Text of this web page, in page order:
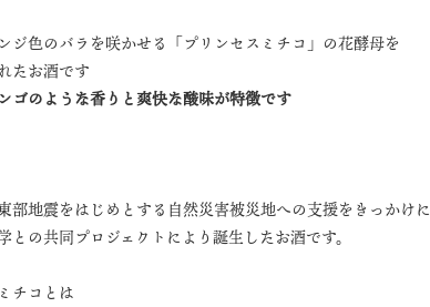
ジ色のバラを咲かせる「プリンセスミチコ」の花酵母を
たお酒です
ゴのような香りと爽快な酸味が特徴です
部地震をはじめとする自然災害被災地への支援をきっかけに
との共同プロジェクトにより誕生したお酒です。
チコとは